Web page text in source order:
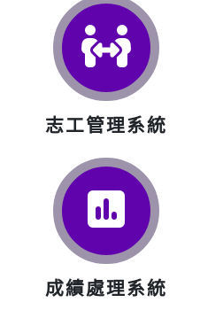
志工管理系統
成績處理系統